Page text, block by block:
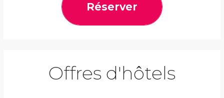
Réserver
Offres d'hôtels